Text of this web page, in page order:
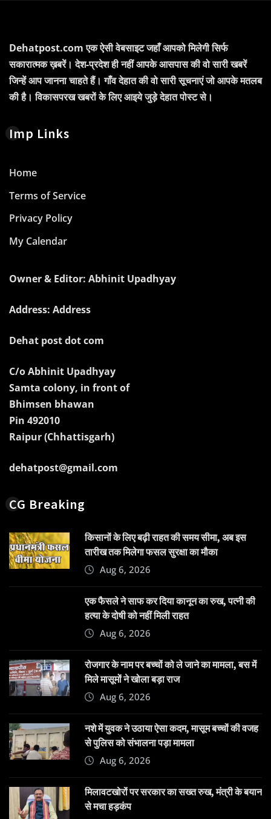
Dehatpost.com एक ऐसी वेबसाइट जहाँ आपको मिलेगी सिर्फ
सकारात्मक ख़बरें। देश-प्रदेश ही नहीं आपके आसपास की वो सारी खबरें
जिन्हें आप जानना चाहते हैं। गाँव देहात की वो सारी सूचनाएं जो आपके मतलब
की है। विकासपरख खबरों के लिए आइये जुड़े देहात पोस्ट से।
Imp Links
Home
Terms of Service
Privacy Policy
My Calendar
Owner & Editor: Abhinit Upadhyay
Address: Address
Dehat post dot com
C/o Abhinit Upadhyay
Samta colony, in front of
Bhimsen bhawan
Pin 492010
Raipur (Chhattisgarh)
dehatpost@gmail.com
CG Breaking
किसानों के लिए बढ़ी राहत की समय सीमा, अब इस
तारीख तक मिलेगा फसल सुरक्षा का मौका
Aug 6, 2026
एक फैसले ने साफ कर दिया कानून का रुख, पत्नी की
हत्या के दोषी को नहीं मिली राहत
Aug 6, 2026
रोजगार के नाम पर बच्चों को ले जाने का मामला, बस में
मिले मासूमों ने खोला बड़ा राज
Aug 6, 2026
नशे में युवक ने उठाया ऐसा कदम, मासूम बच्चों की वजह
से पुलिस को संभालना पड़ा मामला
Aug 6, 2026
मिलावटखोरों पर सरकार का सख्त रुख, मंत्री के बयान
से मचा हड़कंप